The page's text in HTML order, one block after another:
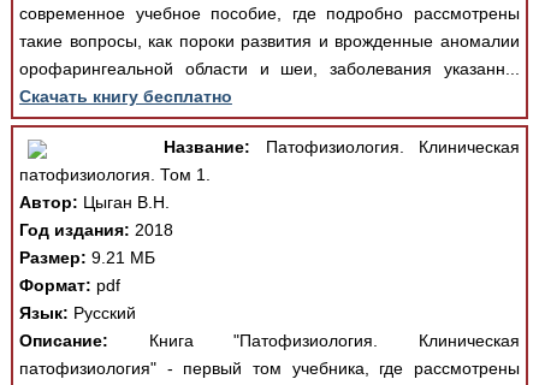
современное учебное пособие, где подробно рассмотрены
такие вопросы, как пороки развития и врожденные аномалии
орофарингеальной области и шеи, заболевания указанн...
Скачать книгу бесплатно
Название: Патофизиология. Клиническая
патофизиология. Том 1.
Автор: Цыган В.Н.
Год издания: 2018
Размер: 9.21 МБ
Формат: pdf
Язык: Русский
Описание: Книга "Патофизиология. Клиническая
патофизиология" - первый том учебника, где рассмотрены